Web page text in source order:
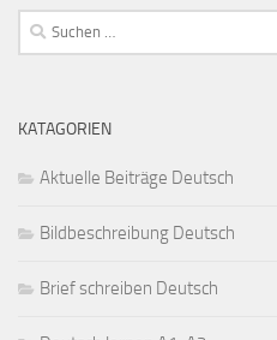
Suchen
nach:
KATAGORIEN
Aktuelle Beiträge Deutsch
Bildbeschreibung Deutsch
Brief schreiben Deutsch